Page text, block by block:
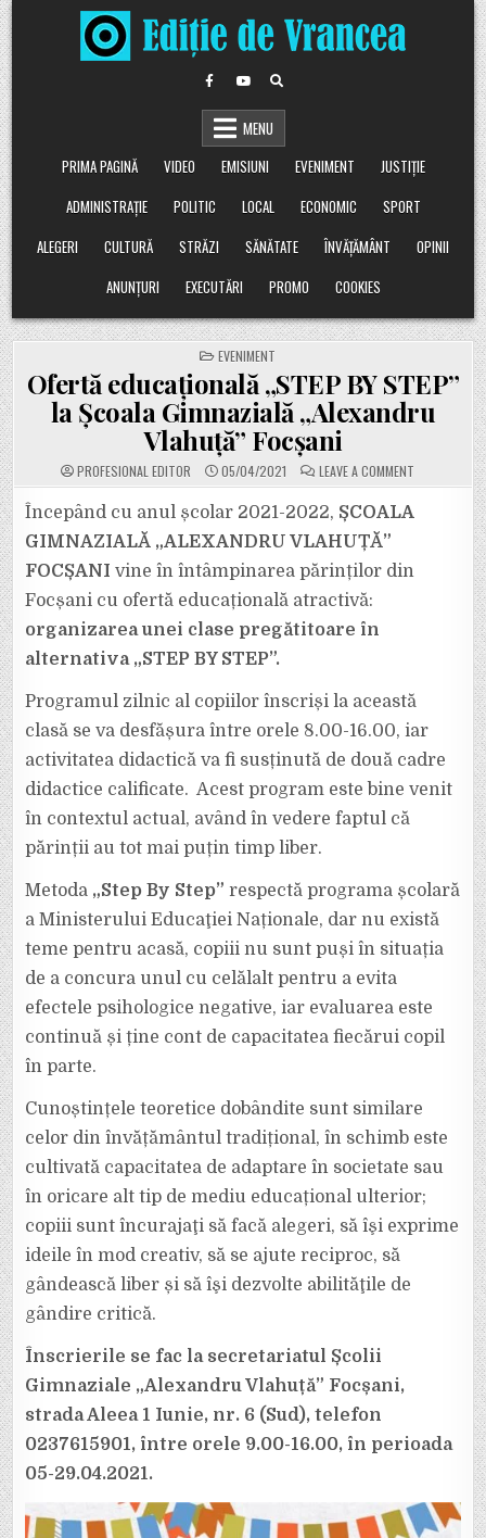
Skip
to
content
MENU
PRIMA PAGINĂ
VIDEO EMISIUNI EVENIMENT
JUSTIȚIE
ADMINISTRAȚIE
POLITIC LOCAL ECONOMIC
SPORT
ALEGERI
CULTURĂ STRĂZI SĂNĂTATE ÎNVĂȚĂMÂNT
OPINII
ANUNȚURI
EXECUTĂRI PROMO COOKIES
POSTED
IN
EVENIMENT
Ofertă educațională „STEP BY STEP”
la Școala Gimnazială „Alexandru
Vlahuță” Focșani
PROFESIONAL EDITOR 05/04/2021 LEAVE A COMMENT
OFERTĂ
BY
GIMNAZIALĂ
„ALEXANDRU
Începând cu anul școlar 2021-2022, ȘCOALA
GIMNAZIALĂ „ALEXANDRU VLAHUȚĂ”
FOCȘANI vine în întâmpinarea părinților din
Focșani cu ofertă educațională atractivă:
organizarea unei clase pregătitoare în
alternativa „STEP BY STEP”.
Programul zilnic al copiilor înscriși la această
clasă se va desfășura între orele 8.00-16.00, iar
activitatea didactică va fi susținută de două cadre
didactice calificate. Acest program este bine venit
în contextul actual, având în vedere faptul că
părinții au tot mai puțin timp liber.
Metoda „Step By Step” respectă programa școlară
a Ministerului Educaţiei Naționale, dar nu există
teme pentru acasă, copiii nu sunt puși în situația
de a concura unul cu celălalt pentru a evita
efectele psihologice negative, iar evaluarea este
continuă și ține cont de capacitatea fiecărui copil
în parte.
Cunoștințele teoretice dobândite sunt similare
celor din învățământul tradițional, în schimb este
cultivată capacitatea de adaptare în societate sau
în oricare alt tip de mediu educațional ulterior;
copiii sunt încurajaţi să facă alegeri, să îşi exprime
ideile în mod creativ, să se ajute reciproc, să
gândească liber și să îşi dezvolte abilităţile de
gândire critică.
Înscrierile se fac la secretariatul Școlii
Gimnaziale „Alexandru Vlahuță” Focșani,
strada Aleea 1 Iunie, nr. 6 (Sud), telefon
0237615901, între orele 9.00-16.00, în perioada
05-29.04.2021.